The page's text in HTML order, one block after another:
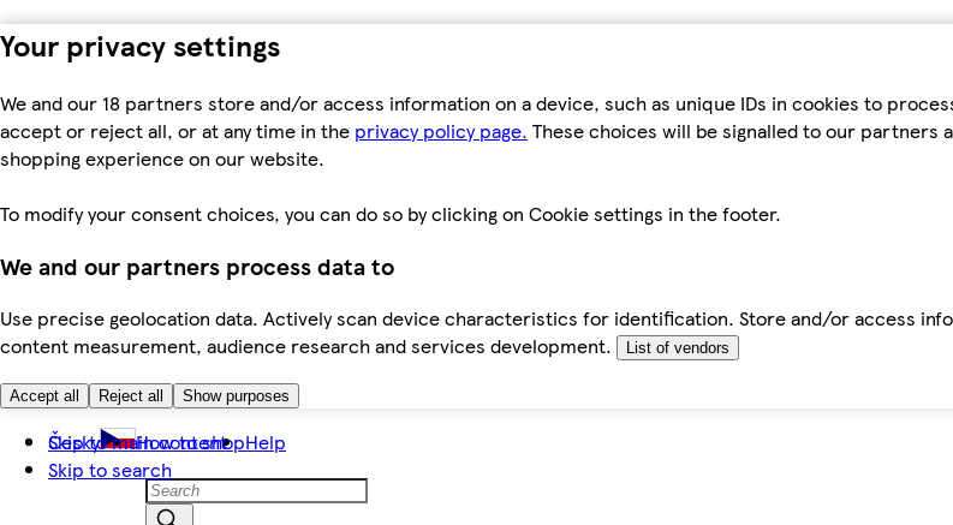
Your privacy settings
We and our 18 partners store and/or access information on a device, such as unique IDs in cookies to
accept or reject all, or at any time in the privacy policy page. These choices will be signalled to our partners
shopping experience on our website.
To modify your consent choices, you can do so by clicking on Cookie settings in the footer.
We and our partners process data to
Use precise geolocation data. Actively scan device characteristics for identification. Store and/or access
content measurement, audience research and services development.
List of vendors
Accept all Reject all Show purposes
Skip to main content
Skip to search
Česky How to shopHelp